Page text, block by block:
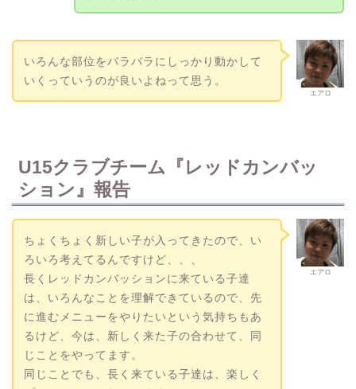
エアロ
いろんな部位をバラバラにしっかり動かして
いくっていうのが良いよねって思う。
U15クラブチーム『レッドカンバッ
ション』報告
エアロ
ちょくちょく新しい子が入ってきたので、い
ろいろ考えてるんですけど、、、
長くレッドカンバッションに来ている子達
は、いろんなことを理解できているので、先
に進むメニューをやりたいという気持ちもあ
るけど、今は、新しく来た子の合わせて、同
じことをやってます。
同じことでも、長く来ている子達は、楽しく